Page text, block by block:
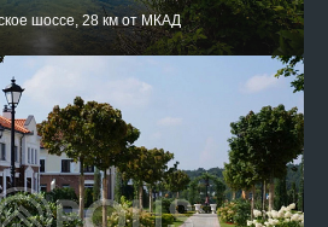
шоссе, 28 км от МКАД